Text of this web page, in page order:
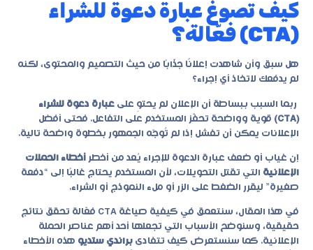
كيف تصوغ عبارة دعوة للشراء
(CTA) فعّالة؟
هل سبق وأن شاهدت إعلانًا جذّابًا من حيث التصميم والمحتوى، لكنه
لم يدفعك لاتخاذ أي إجراء؟
ربما السبب ببساطة أن الإعلان لم يحتوِ على عبارة دعوة للشراء
(CTA)
قوية وواضحة تحفّز المستخدم على التفاعل. فحتى أفضل
الإعلانات يمكن أن تفشل إذا لم تُوجّه الجمهور بخطوة واضحة تالية.
إن غياب أو ضعف عبارة الدعوة للإجراء يُعد من أخطر أخطاء الحملات
الإعلانية التي تقتل التحويلات، لأن المستخدم يحتاج غالبًا إلى “دفعة
صغيرة” ليقرر الضغط على الزر أو ملء النموذج أو الشراء.
في هذا المقال، سنتعمق في كيفية صياغة CTA فعّالة تحقق نتائج
حقيقية، وسنوضح الأسباب التي تجعلها أحد أهم عناصر الحملة
الإعلانية. كما سنستعرض كيف تتفادى براندي ستديو هذه الأخطاء